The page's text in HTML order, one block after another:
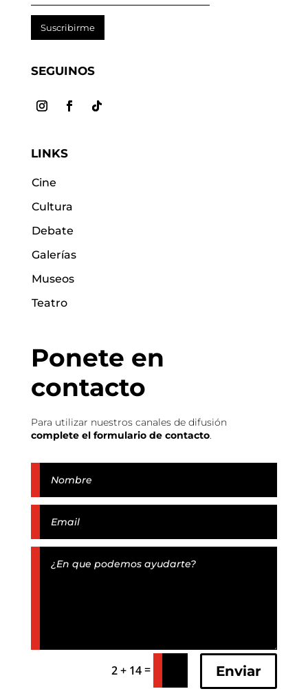
Suscribirme
SEGUINOS
LINKS
Cine
Cultura
Debate
Galerías
Museos
Teatro
Ponete en
contacto
Para utilizar nuestros canales de difusión
complete el formulario de contacto.
2 + 14= Enviar